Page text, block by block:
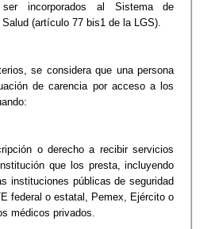
incorporados al Sistema de
(artículo 77 bis1 de la LGS).
se considera que una persona
de carencia por acceso a los
o derecho a recibir servicios
que los presta, incluyendo
instituciones públicas de seguridad
federal o estatal, Pemex, Ejército o
médicos privados.